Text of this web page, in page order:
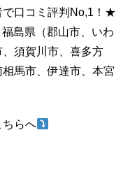
口コミ評判No,1！★
島県（郡山市、いわ
須賀川市、喜多方
馬市、伊達市、本宮
ちらへ